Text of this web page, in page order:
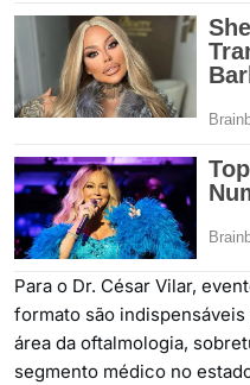
Para o Dr. César Vilar,
formato são
área da oftalmologia,
segmento médico no